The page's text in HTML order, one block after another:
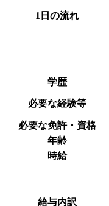
1日の流れ
学歴
必要な経験等
必要な免許・資格
年齢
時給
給与内訳